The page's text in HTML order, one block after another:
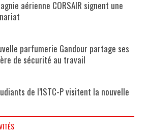
aérienne CORSAIR signent une
parfumerie Gandour partage ses
de sécurité au travail
de l’ISTC-P visitent la nouvelle